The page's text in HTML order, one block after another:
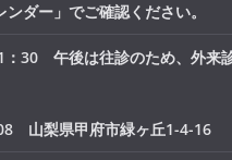
ダー」でご確認ください。
30 午後は往診のため、外来
山梨県甲府市緑ヶ丘1-4-16